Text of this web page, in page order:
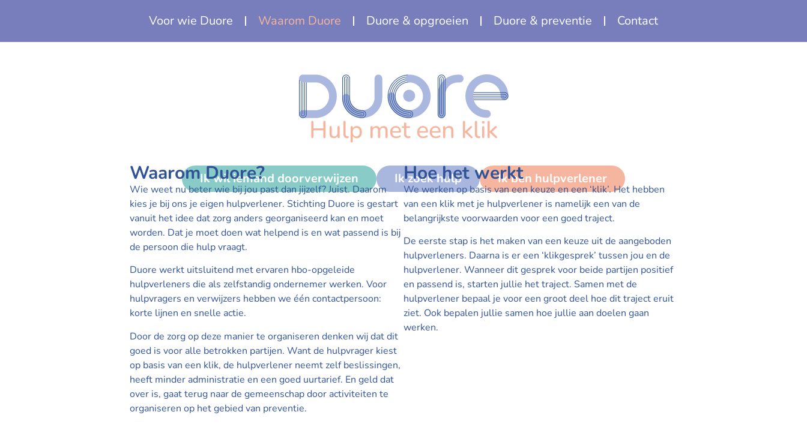
Voor wie Duore Waarom Duore Duore & opgroeien Duore & preventie Contact
Hulp met een klik
Ik wil iemand doorverwijzen Ik zoek hulp Ik ben hulpverlener
Waarom Duore?
Wie weet nu beter wie bij jou past dan jijzelf? Juist. Daarom
kies je bij ons je eigen hulpverlener. Stichting Duore is gestart
vanuit het idee dat zorg anders georganiseerd kan en moet
worden. Dat je moet doen wat helpend is en wat passend is bij
de persoon die hulp vraagt.
Duore werkt uitsluitend met ervaren hbo-opgeleide
hulpverleners die als zelfstandig ondernemer werken. Voor
hulpvragers en verwijzers hebben we één contactpersoon:
korte lijnen en snelle actie.
Door de zorg op deze manier te organiseren denken wij dat dit
goed is voor alle betrokken partijen. Want de hulpvrager kiest
op basis van een klik, de hulpverlener neemt zelf beslissingen,
heeft minder administratie en een goed uurtarief. En geld dat
over is, gaat terug naar de gemeenschap door activiteiten te
organiseren op het gebied van preventie.
Hoe het werkt
We werken op basis van een keuze en een ‘klik’. Het hebben
van een klik met je hulpverlener is namelijk een van de
belangrijkste voorwaarden voor een goed traject.
De eerste stap is het maken van een keuze uit de aangeboden
hulpverleners. Daarna is er een ‘klikgesprek’ tussen jou en de
hulpverlener. Wanneer dit gesprek voor beide partijen positief
en passend is, starten jullie het traject. Samen met de
hulpverlener bepaal je voor een groot deel hoe dit traject eruit
ziet. Ook bepalen jullie samen hoe jullie aan doelen gaan
werken.